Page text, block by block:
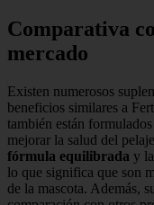
Comparativa
mercado
Existen numerosos
beneficios similares a
también están
mejorar la salud del
fórmula equilibrada y
lo que significa que son
de la mascota. Además,